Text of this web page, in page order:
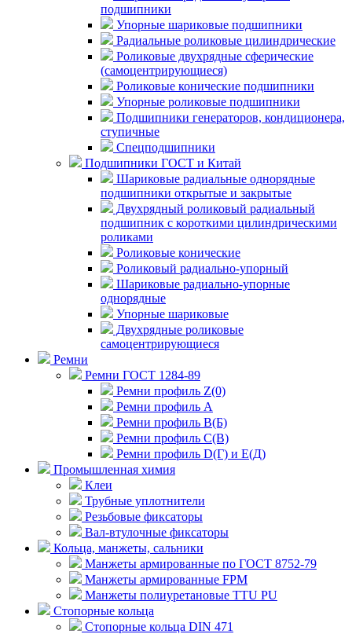
подшипники
Упорные шариковые подшипники
Радиальные роликовые цилиндрические
Роликовые двухрядные сферические
(самоцентрирующиеся)
Роликовые конические подшипники
Упорные роликовые подшипники
Подшипники генераторов, кондиционера,
ступичные
Спецподшипники
Подшипники ГОСТ и Китай
Шариковые радиальные однорядные
подшипники открытые и закрытые
Двухрядный роликовый радиальный
подшипник с короткими цилиндрическими
роликами
Роликовые конические
Роликовый радиально-упорный
Шариковые радиально-упорные
однорядные
Упорные шариковые
Двухрядные роликовые
самоцентрирующиеся
Ремни
Ремни ГОСТ 1284-89
Ремни профиль Z(0)
Ремни профиль А
Ремни профиль В(Б)
Ремни профиль С(В)
Ремни профиль D(Г) и E(Д)
Промышленная химия
Клеи
Трубные уплотнители
Резьбовые фиксаторы
Вал-втулочные фиксаторы
Кольца, манжеты, сальники
Манжеты армированные по ГОСТ 8752-79
Манжеты армированные FPM
Манжеты полиуретановые TTU PU
Стопорные кольца
Стопорные кольца DIN 471